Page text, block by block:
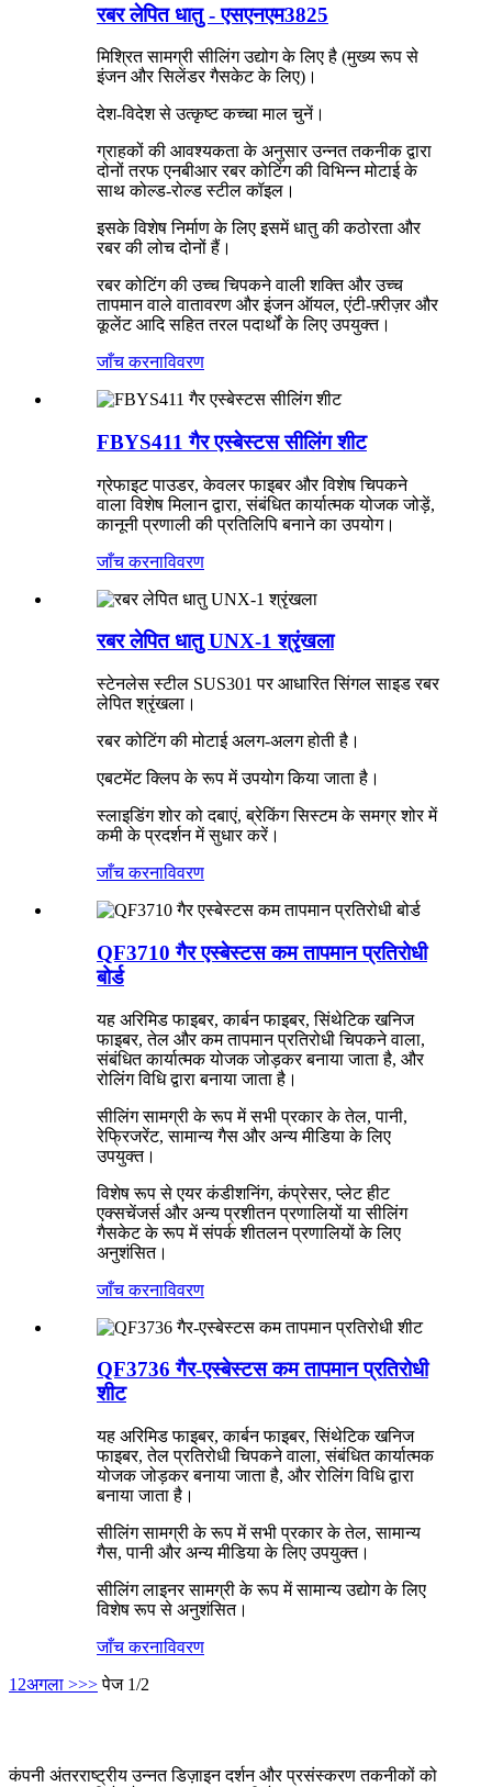
रबर लेपित धातु - एसएनएम3825
मिश्रित सामग्री सीलिंग उद्योग के लिए है (मुख्य रूप से
इंजन और सिलेंडर गैसकेट के लिए)।
देश-विदेश से उत्कृष्ट कच्चा माल चुनें।
ग्राहकों की आवश्यकता के अनुसार उन्नत तकनीक द्वारा
दोनों तरफ एनबीआर रबर कोटिंग की विभिन्न मोटाई के
साथ कोल्ड-रोल्ड स्टील कॉइल।
इसके विशेष निर्माण के लिए इसमें धातु की कठोरता और
रबर की लोच दोनों हैं।
रबर कोटिंग की उच्च चिपकने वाली शक्ति और उच्च
तापमान वाले वातावरण और इंजन ऑयल, एंटी-फ़्रीज़र और
कूलेंट आदि सहित तरल पदार्थों के लिए उपयुक्त।
जाँच करनाविवरण
FBYS411 गैर एस्बेस्टस सीलिंग शीट
ग्रेफाइट पाउडर, केवलर फाइबर और विशेष चिपकने
वाला विशेष मिलान द्वारा, संबंधित कार्यात्मक योजक जोड़ें,
कानूनी प्रणाली की प्रतिलिपि बनाने का उपयोग।
जाँच करनाविवरण
रबर लेपित धातु UNX-1 श्रृंखला
स्टेनलेस स्टील SUS301 पर आधारित सिंगल साइड रबर
लेपित श्रृंखला।
रबर कोटिंग की मोटाई अलग-अलग होती है।
एबटमेंट क्लिप के रूप में उपयोग किया जाता है।
स्लाइडिंग शोर को दबाएं, ब्रेकिंग सिस्टम के समग्र शोर में
कमी के प्रदर्शन में सुधार करें।
जाँच करनाविवरण
QF3710 गैर एस्बेस्टस कम तापमान प्रतिरोधी
बोर्ड
यह अरिमिड फाइबर, कार्बन फाइबर, सिंथेटिक खनिज
फाइबर, तेल और कम तापमान प्रतिरोधी चिपकने वाला,
संबंधित कार्यात्मक योजक जोड़कर बनाया जाता है, और
रोलिंग विधि द्वारा बनाया जाता है।
सीलिंग सामग्री के रूप में सभी प्रकार के तेल, पानी,
रेफ्रिजरेंट, सामान्य गैस और अन्य मीडिया के लिए
उपयुक्त।
विशेष रूप से एयर कंडीशनिंग, कंप्रेसर, प्लेट हीट
एक्सचेंजर्स और अन्य प्रशीतन प्रणालियों या सीलिंग
गैसकेट के रूप में संपर्क शीतलन प्रणालियों के लिए
अनुशंसित।
जाँच करनाविवरण
QF3736 गैर-एस्बेस्टस कम तापमान प्रतिरोधी
शीट
यह अरिमिड फाइबर, कार्बन फाइबर, सिंथेटिक खनिज
फाइबर, तेल प्रतिरोधी चिपकने वाला, संबंधित कार्यात्मक
योजक जोड़कर बनाया जाता है, और रोलिंग विधि द्वारा
बनाया जाता है।
सीलिंग सामग्री के रूप में सभी प्रकार के तेल, सामान्य
गैस, पानी और अन्य मीडिया के लिए उपयुक्त।
सीलिंग लाइनर सामग्री के रूप में सामान्य उद्योग के लिए
विशेष रूप से अनुशंसित।
जाँच करनाविवरण
1 2अगला >>> पेज 1/2
कंपनी अंतरराष्ट्रीय उन्नत डिज़ाइन दर्शन और प्रसंस्करण तकनीकों को